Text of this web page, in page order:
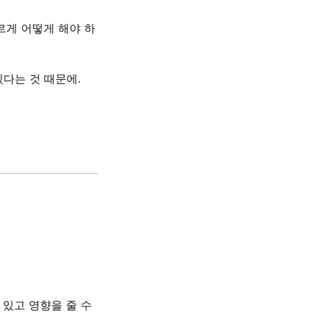
게 어떻게 해야 하
는 것 때문에.
고 영향을 줄 수